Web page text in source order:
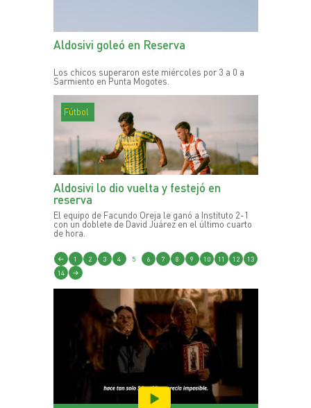
Aldosivi goleó en Reserva
Los chicos superaron este miércoles por 3 a 0 a
Sarmiento en Punta Mogotes.
Fútbol
Aldosivi lo dio vuelta y festejó en
reserva
El equipo de Facundo Oreja le ganó a Instituto 2-1
con un doblete de David Juárez en el último cuarto
de hora.
1 2 3 4 5 6 7 8 9 10 11 12
13
14